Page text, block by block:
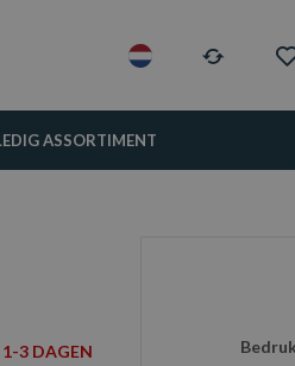
ASSORTIMENT
3 DAGEN